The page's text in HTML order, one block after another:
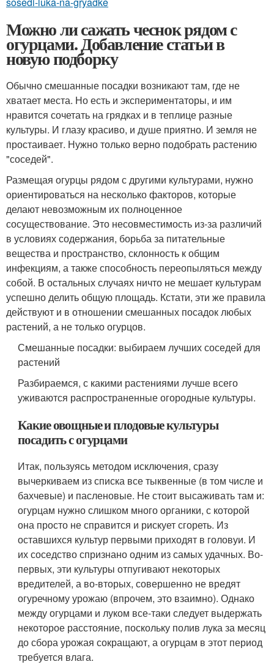
Можно ли сажать чеснок рядом с
огурцами. Добавление статьи в
новую подборку
Обычно смешанные посадки возникают там, где не
хватает места. Но есть и экспериментаторы, и им
нравится сочетать на грядках и в теплице разные
культуры. И глазу красиво, и душе приятно. И земля не
простаивает. Нужно только верно подобрать растению
"соседей".
Размещая огурцы рядом с другими культурами, нужно
ориентироваться на несколько факторов, которые
делают невозможным их полноценное
сосуществование. Это несовместимость из-за различий
в условиях содержания, борьба за питательные
вещества и пространство, склонность к общим
инфекциям, а также способность переопыляться между
собой. В остальных случаях ничто не мешает культурам
успешно делить общую площадь. Кстати, эти же правила
действуют и в отношении смешанных посадок любых
растений, а не только огурцов.
Смешанные посадки: выбираем лучших соседей для
растений
Разбираемся, с какими растениями лучше всего
уживаются распространенные огородные культуры.
Какие овощные и плодовые культуры
посадить с огурцами
Итак, пользуясь методом исключения, сразу
вычеркиваем из списка все тыквенные (в том числе и
бахчевые) и пасленовые. Не стоит высаживать там и:
огурцам нужно слишком много органики, с которой
она просто не справится и рискует сгореть. Из
оставшихся культур первыми приходят в головуи. И
их соседство спризнано одним из самых удачных. Во-
первых, эти культуры отпугивают некоторых
вредителей, а во-вторых, совершенно не вредят
огуречному урожаю (впрочем, это взаимно). Однако
между огурцами и луком все-таки следует выдержать
некоторое расстояние, поскольку полив лука за месяц
до сбора урожая сокращают, а огурцам в этот период
требуется влага.